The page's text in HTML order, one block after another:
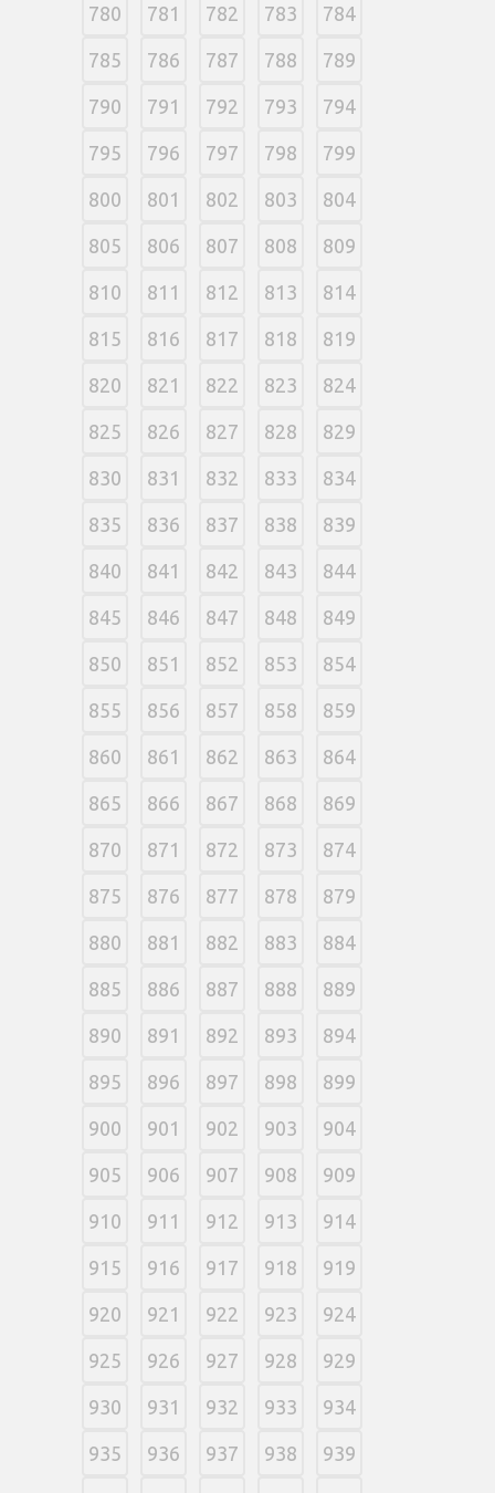
780 781 782 783 784
785 786 787 788 789
790 791 792 793 794
795 796 797 798 799
800 801 802 803 804
805 806 807 808 809
810 811 812 813 814
815 816 817 818 819
820 821 822 823 824
825 826 827 828 829
830 831 832 833 834
835 836 837 838 839
840 841 842 843 844
845 846 847 848 849
850 851 852 853 854
855 856 857 858 859
860 861 862 863 864
865 866 867 868 869
870 871 872 873 874
875 876 877 878 879
880 881 882 883 884
885 886 887 888 889
890 891 892 893 894
895 896 897 898 899
900 901 902 903 904
905 906 907 908 909
910 911 912 913 914
915 916 917 918 919
920 921 922 923 924
925 926 927 928 929
930 931 932 933 934
935 936 937 938 939